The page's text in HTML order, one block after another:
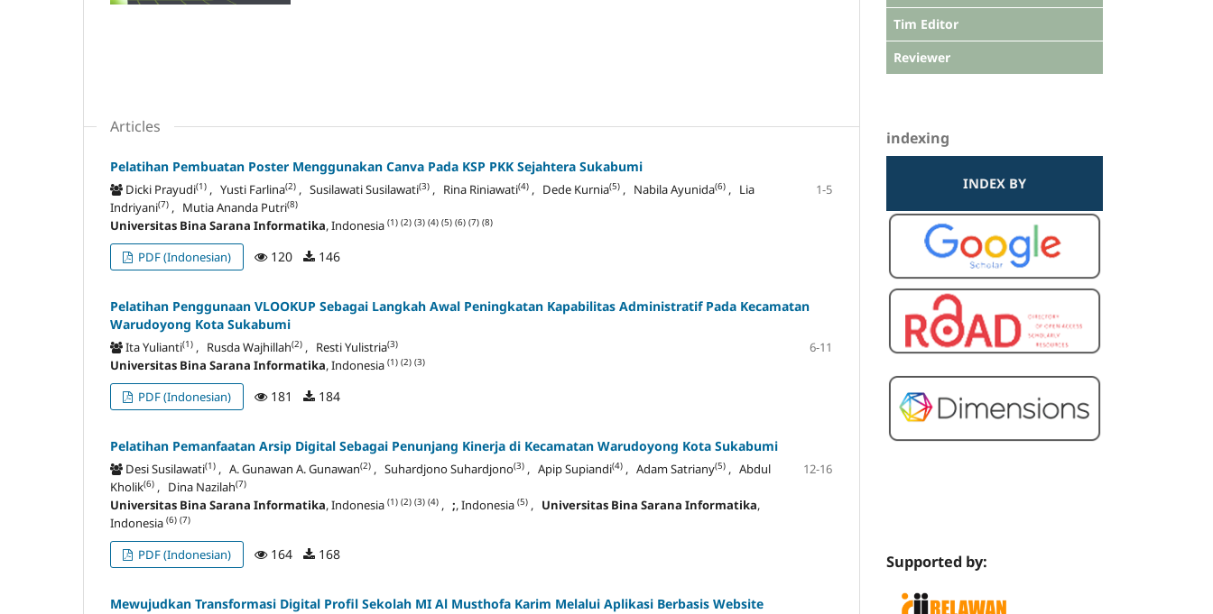
Articles
Pelatihan Pembuatan Poster Menggunakan Canva Pada KSP PKK Sejahtera Sukabumi
Dicki Prayudi(1) , Yusti Farlina(2) , Susilawati Susilawati(3) , Rina Riniawati(4) , Dede Kurnia(5) , Nabila Ayunida(6) , Lia
Indriyani(7) , Mutia Ananda Putri(8)
Universitas Bina Sarana Informatika, Indonesia (1) (2) (3) (4) (5) (6) (7) (8)
1-5
PDF (Indonesian) 120 146
Pelatihan Penggunaan VLOOKUP Sebagai Langkah Awal Peningkatan Kapabilitas Administratif Pada Kecamatan
Warudoyong Kota Sukabumi
Ita Yulianti(1) , Rusda Wajhillah(2) , Resti Yulistria(3)
Universitas Bina Sarana Informatika, Indonesia (1) (2) (3)
6-11
PDF (Indonesian) 181 184
Pelatihan Pemanfaatan Arsip Digital Sebagai Penunjang Kinerja di Kecamatan Warudoyong Kota Sukabumi
Desi Susilawati(1) , A. Gunawan A. Gunawan(2) , Suhardjono Suhardjono(3) , Apip Supiandi(4) , Adam Satriany(5) , Abdul
Kholik(6) , Dina Nazilah(7)
Universitas Bina Sarana Informatika, Indonesia (1) (2) (3) (4) , ;, Indonesia (5) , Universitas Bina Sarana Informatika,
Indonesia (6) (7)
12-16
PDF (Indonesian) 164 168
Mewujudkan Transformasi Digital Profil Sekolah MI Al Musthofa Karim Melalui Aplikasi Berbasis Website
Tim Editor
Reviewer
indexing
INDEX BY
Supported by: